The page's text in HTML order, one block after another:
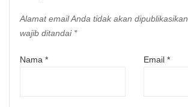
Alamat email Anda tidak akan dipublikasikan.
wajib ditandai *
Nama * Email *